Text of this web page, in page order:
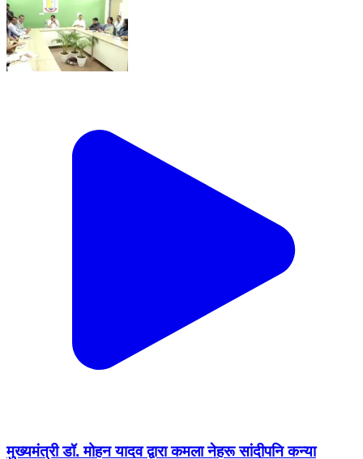
मुख्यमंत्री डॉ. मोहन यादव द्वारा कमला नेहरू सांदीपनि कन्या